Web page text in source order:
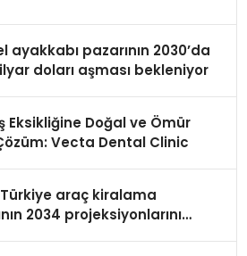
ayakkabı pazarının 2030’da
doları aşması bekleniyor
Eksikliğine Doğal ve Ömür
Vecta Dental Clinic
araç kiralama
2034 projeksiyonlarını